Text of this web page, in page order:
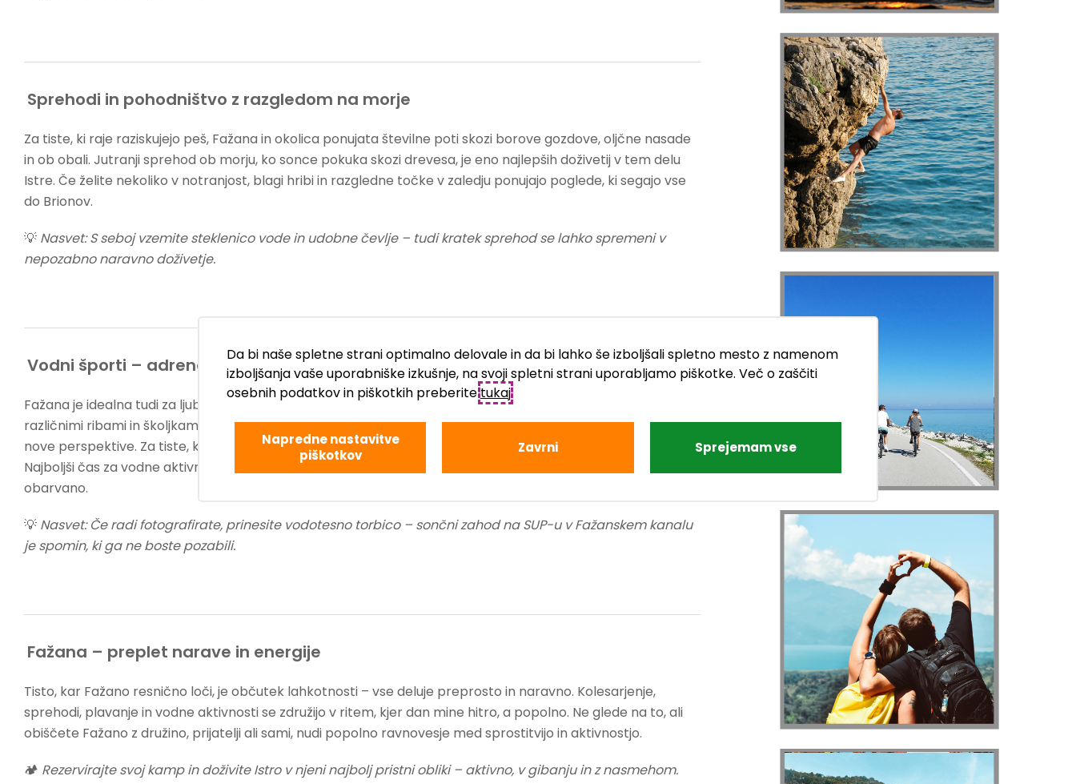
Sprehodi in pohodništvo z razgledom na morje
Za tiste, ki raje raziskujejo peš, Fažana in okolica ponujata številne poti skozi borove gozdove, oljčne nasade
in ob obali. Jutranji sprehod ob morju, ko sonce pokuka skozi drevesa, je eno najlepših doživetij v tem delu
Istre. Če želite nekoliko v notranjost, blagi hribi in razgledne točke v zaledju ponujajo poglede, ki segajo vse
do Brionov.
💡 Nasvet: S seboj vzemite steklenico vode in udobne čevlje – tudi kratek sprehod se lahko spremeni v
nepozabno naravno doživetje.
Vodni športi – adrenalin in mir na vodi
Fažana je idealna tudi za ljubitelje vodnih športov. Potapljanje in snorklanje razkrivata barvit podvodni svet z
različnimi ribami in školjkami, medtem ko sta kajak in SUP odlična za raziskovanje mirnih zalivov in obale z
nove perspektive. Za tiste, ki iščejo bolj dinamično izkušnjo, lokalni klubi ponujajo jadranje in deskanje na vodi.
Najboljši čas za vodne aktivnosti je zgodaj zjutraj ali pozno popoldne, ko je morje mirno, nebo pa zlato
obarvano.
💡 Nasvet: Če radi fotografirate, prinesite vodotesno torbico – sončni zahod na SUP-u v Fažanskem kanalu
je spomin, ki ga ne boste pozabili.
Fažana – preplet narave in energije
Tisto, kar Fažano resnično loči, je občutek lahkotnosti – vse deluje preprosto in naravno. Kolesarjenje,
sprehodi, plavanje in vodne aktivnosti se združijo v ritem, kjer dan mine hitro, a popolno. Ne glede na to, ali
obiščete Fažano z družino, prijatelji ali sami, nudi popolno ravnovesje med sprostitvijo in aktivnostjo.
🏕️ Rezervirajte svoj kamp in doživite Istro v njeni najbolj pristni obliki – aktivno, v gibanju in z nasmehom.
Da bi naše spletne strani optimalno delovale in da bi lahko še izboljšali spletno mesto z namenom
izboljšanja vaše uporabniške izkušnje, na svoji spletni strani uporabljamo piškotke. Več o zaščiti
osebnih podatkov in piškotkih preberitetukaj.
Napredne nastavitve
piškotkov
Zavrni Sprejemam vse